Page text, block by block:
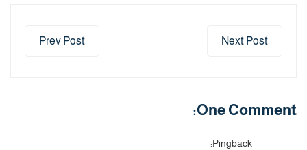
Prev Post Next Post
One Comment:
Pingback: